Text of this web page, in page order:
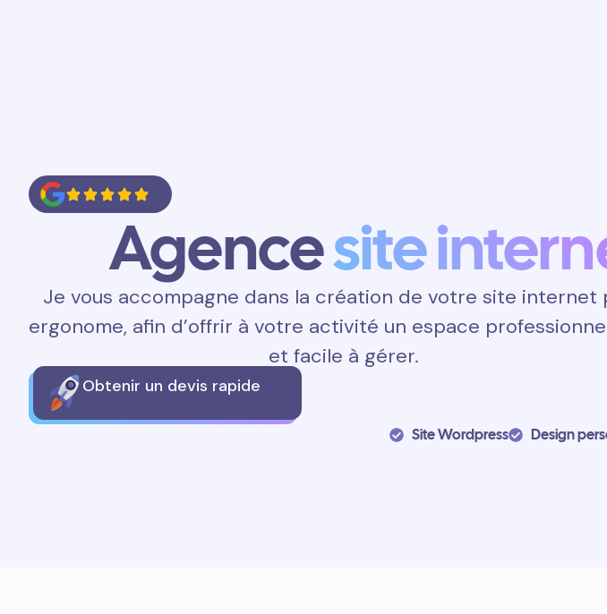
Agencesite
Je vous accompagne dans la création de votre site internet
ergonome, afin d’offrir à votre activité un espace
et facile à gérer.
Obtenir un devis rapide
Site Wordpress Design